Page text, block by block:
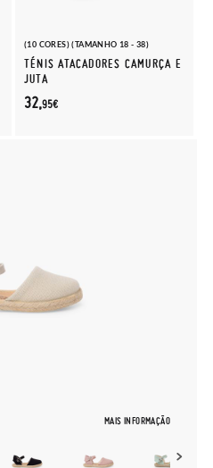
(10 CORES) (TAMANHO 18 - 38)
TÉNIS ATACADORES CAMURÇA E
JUTA
32,95€
MAIS INFORMAÇÃO